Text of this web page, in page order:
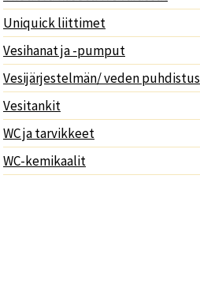
Uniquick liittimet
Vesihanat ja -pumput
Vesijärjestelmän/ veden puhdistus
Vesitankit
WC ja tarvikkeet
WC-kemikaalit